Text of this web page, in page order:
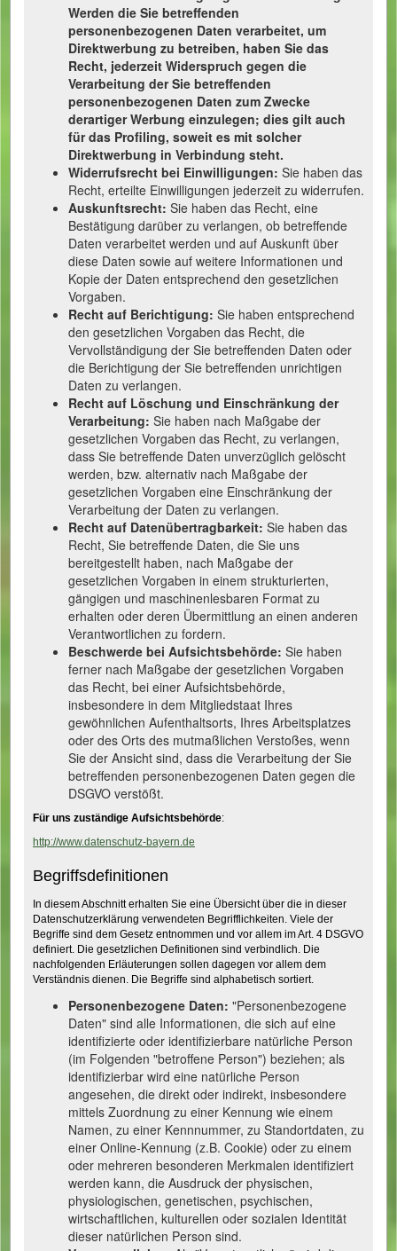
Werden die Sie betreffenden
personenbezogenen Daten verarbeitet, um
Direktwerbung zu betreiben, haben Sie das
Recht, jederzeit Widerspruch gegen die
Verarbeitung der Sie betreffenden
personenbezogenen Daten zum Zwecke
derartiger Werbung einzulegen; dies gilt auch
für das Profiling, soweit es mit solcher
Direktwerbung in Verbindung steht.
Widerrufsrecht bei Einwilligungen: Sie haben das
Recht, erteilte Einwilligungen jederzeit zu widerrufen.
Auskunftsrecht: Sie haben das Recht, eine
Bestätigung darüber zu verlangen, ob betreffende
Daten verarbeitet werden und auf Auskunft über
diese Daten sowie auf weitere Informationen und
Kopie der Daten entsprechend den gesetzlichen
Vorgaben.
Recht auf Berichtigung: Sie haben entsprechend
den gesetzlichen Vorgaben das Recht, die
Vervollständigung der Sie betreffenden Daten oder
die Berichtigung der Sie betreffenden unrichtigen
Daten zu verlangen.
Recht auf Löschung und Einschränkung der
Verarbeitung: Sie haben nach Maßgabe der
gesetzlichen Vorgaben das Recht, zu verlangen,
dass Sie betreffende Daten unverzüglich gelöscht
werden, bzw. alternativ nach Maßgabe der
gesetzlichen Vorgaben eine Einschränkung der
Verarbeitung der Daten zu verlangen.
Recht auf Datenübertragbarkeit: Sie haben das
Recht, Sie betreffende Daten, die Sie uns
bereitgestellt haben, nach Maßgabe der
gesetzlichen Vorgaben in einem strukturierten,
gängigen und maschinenlesbaren Format zu
erhalten oder deren Übermittlung an einen anderen
Verantwortlichen zu fordern.
Beschwerde bei Aufsichtsbehörde: Sie haben
ferner nach Maßgabe der gesetzlichen Vorgaben
das Recht, bei einer Aufsichtsbehörde,
insbesondere in dem Mitgliedstaat Ihres
gewöhnlichen Aufenthaltsorts, Ihres Arbeitsplatzes
oder des Orts des mutmaßlichen Verstoßes, wenn
Sie der Ansicht sind, dass die Verarbeitung der Sie
betreffenden personenbezogenen Daten gegen die
DSGVO verstößt.
Für uns zuständige Aufsichtsbehörde:
http://www.datenschutz-bayern.de
Begriffsdefinitionen
In diesem Abschnitt erhalten Sie eine Übersicht über die in dieser
Datenschutzerklärung verwendeten Begrifflichkeiten. Viele der
Begriffe sind dem Gesetz entnommen und vor allem im Art. 4 DSGVO
definiert. Die gesetzlichen Definitionen sind verbindlich. Die
nachfolgenden Erläuterungen sollen dagegen vor allem dem
Verständnis dienen. Die Begriffe sind alphabetisch sortiert.
Personenbezogene Daten: "Personenbezogene
Daten" sind alle Informationen, die sich auf eine
identifizierte oder identifizierbare natürliche Person
(im Folgenden "betroffene Person") beziehen; als
identifizierbar wird eine natürliche Person
angesehen, die direkt oder indirekt, insbesondere
mittels Zuordnung zu einer Kennung wie einem
Namen, zu einer Kennnummer, zu Standortdaten, zu
einer Online-Kennung (z.B. Cookie) oder zu einem
oder mehreren besonderen Merkmalen identifiziert
werden kann, die Ausdruck der physischen,
physiologischen, genetischen, psychischen,
wirtschaftlichen, kulturellen oder sozialen Identität
dieser natürlichen Person sind.